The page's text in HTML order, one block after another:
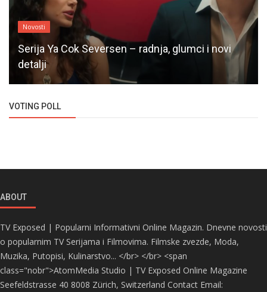
Novosti
Serija Ya Cok Seversen – radnja, glumci i novi
detalji
VOTING POLL
ABOUT
TV Exposed | Popularni Informativni Online Magazin. Dnevne novosti
o popularnim TV Serijama i Filmovima. Filmske zvezde, Moda,
Muzika, Putopisi, Kulinarstvo... </br> </br> <span
class="nobr">AtomMedia Studio | TV Exposed Online Magazine
Seefeldstrasse 40 8008 Zürich, Switzerland Contact Email: